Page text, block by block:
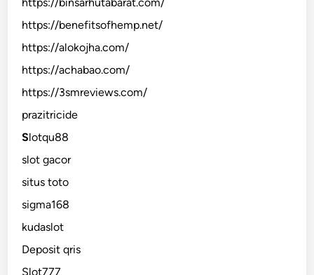
https://benefitsofhemp.net/
https://alokojha.com/
https://achabao.com/
https://3smreviews.com/
prazitricide
Slotqu88
slot gacor
situs toto
sigma168
kudaslot
Deposit qris
Slot777